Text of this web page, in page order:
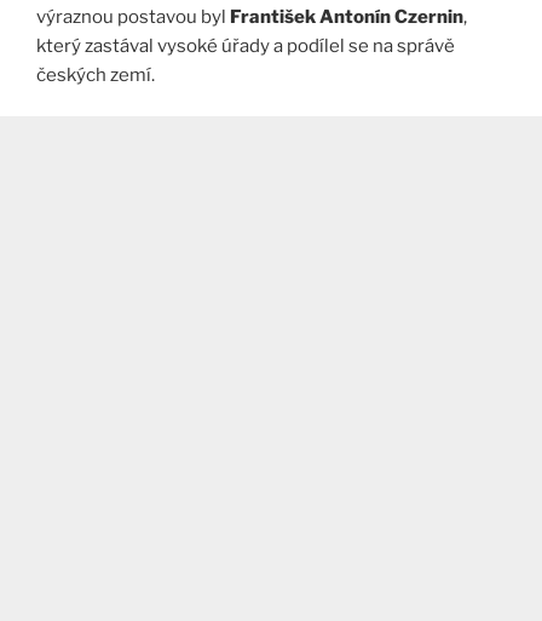
výraznou postavou byl František Antonín Czernin,
který zastával vysoké úřady a podílel se na správě
českých zemí.